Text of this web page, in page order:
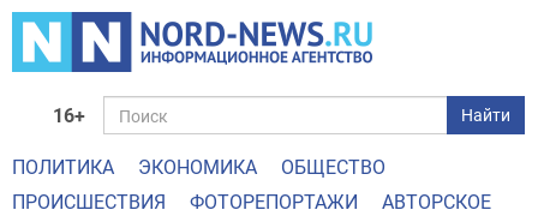
16+ Найти
ПОЛИТИКА ЭКОНОМИКА
ОБЩЕСТВО
ПРОИСШЕСТВИЯ
ФОТОРЕПОРТАЖИ АВТОРСКОЕ